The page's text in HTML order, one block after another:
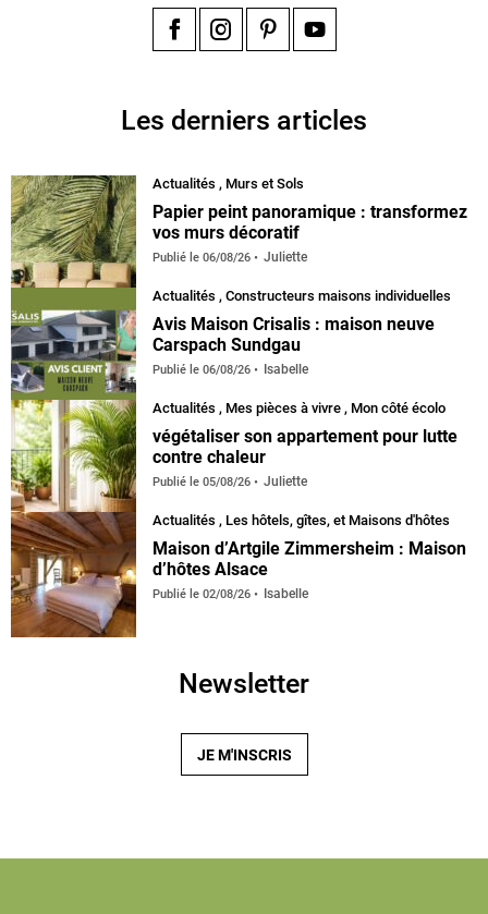
Les derniers articles
Actualités , Murs et Sols
Papier peint panoramique : transformez
vos murs décoratif
Publié le 06/08/26 Juliette
Actualités , Constructeurs maisons individuelles
Avis Maison Crisalis : maison neuve
Carspach Sundgau
Publié le 06/08/26 Isabelle
Actualités , Mes pièces à vivre , Mon côté écolo
végétaliser son appartement pour lutte
contre chaleur
Publié le 05/08/26 Juliette
Actualités , Les hôtels, gîtes, et Maisons d'hôtes
Maison d’Artgile Zimmersheim : Maison
d’hôtes Alsace
Publié le 02/08/26 Isabelle
Newsletter
JE M'INSCRIS